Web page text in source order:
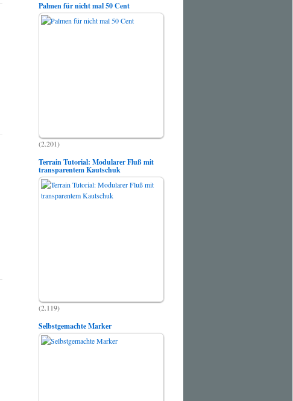
Palmen für nicht mal 50 Cent
(2.201)
Terrain Tutorial: Modularer Fluß mit
transparentem Kautschuk
(2.119)
Selbstgemachte Marker